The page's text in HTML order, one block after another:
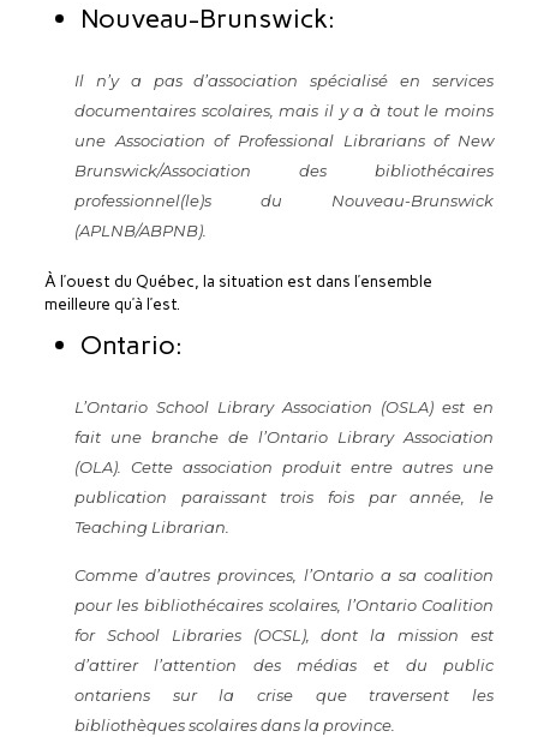
Nouveau-Brunswick:
Il n’y a pas d’association spécialisé en services
documentaires scolaires, mais il y a à tout le moins
une Association of Professional Librarians of New
Brunswick/Association des bibliothécaires
professionnel(le)s du Nouveau-Brunswick
(APLNB/ABPNB).
À l’ouest du Québec, la situation est dans l’ensemble
meilleure qu’à l’est.
Ontario:
L’Ontario School Library Association (OSLA) est en
fait une branche de l’Ontario Library Association
(OLA). Cette association produit entre autres une
publication paraissant trois fois par année, le
Teaching Librarian
Comme d’autres provinces, l’Ontario a sa coalition
pour les bibliothécaires scolaires, l’Ontario Coalition
for School Libraries (OCSL), dont la mission est
d’attirer l’attention des médias et du public
ontariens sur la crise que traversent les
bibliothèques scolaires dans la province.